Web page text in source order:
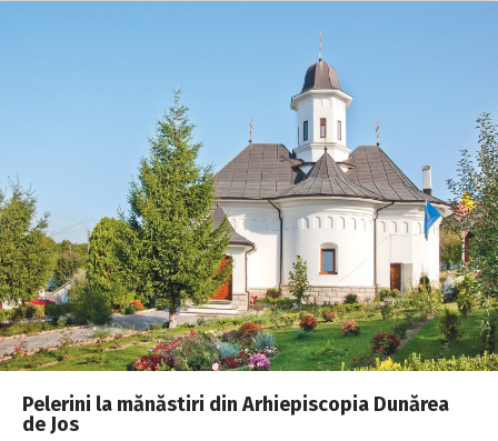
Pelerini la mănăstiri din Arhiepiscopia Dunărea
de Jos